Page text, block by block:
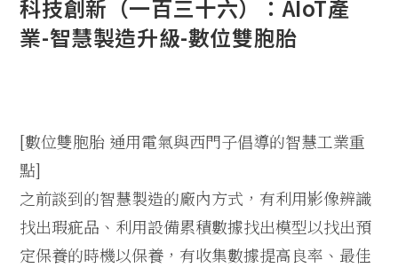
科技創新（一百三十六）：AIoT產
業-智慧製造升級-數位雙胞胎
[數位雙胞胎 通用電氣與西門子倡導的智慧工業重
點]
之前談到的智慧製造的廠內方式，有利用影像辨識
找出瑕疵品、利用設備累積數據找出模型以找出預
定保養的時機以保養，有收集數據提高良率、最佳